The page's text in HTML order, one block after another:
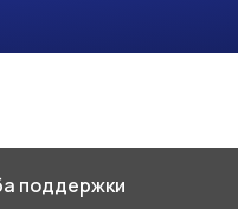
поддержки